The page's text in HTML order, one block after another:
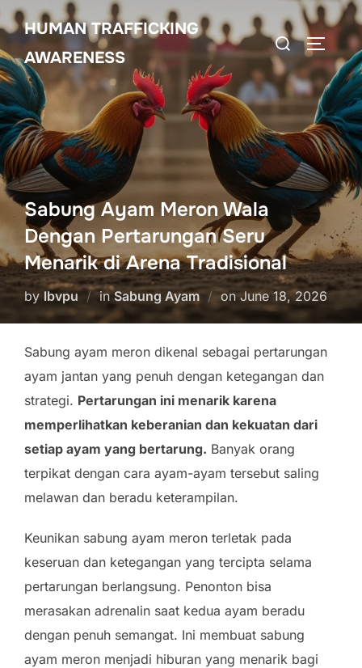
Skip
to
content
HUMAN TRAFFICKING
AWARENESS
Search
for:
Sabung Ayam Meron Wala
Dengan Pertarungan Seru
Menarik di Arena Tradisional
by lbvpu inSabung Ayam onPosted
on
June 18, 2026
Sabung ayam meron dikenal sebagai pertarungan
ayam jantan yang penuh dengan ketegangan dan
strategi. Pertarungan ini menarik karena
memperlihatkan keberanian dan kekuatan dari
setiap ayam yang bertarung. Banyak orang
terpikat dengan cara ayam-ayam tersebut saling
melawan dan beradu keterampilan.
Keunikan sabung ayam meron terletak pada
keseruan dan ketegangan yang tercipta selama
pertarungan berlangsung. Penonton bisa
merasakan adrenalin saat kedua ayam beradu
dengan penuh semangat. Ini membuat sabung
ayam meron menjadi hiburan yang menarik bagi